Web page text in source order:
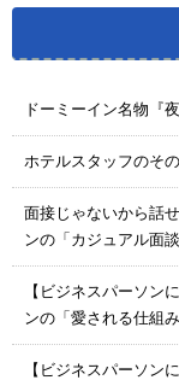
ドーミーイン名物『
ホテルスタッフのそ
面接じゃないから話
ンの「カジュアル面談
【ビジネスパーソン
ンの「愛される仕組
【ビジネスパーソン